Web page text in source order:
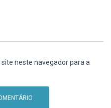
neste navegador para a